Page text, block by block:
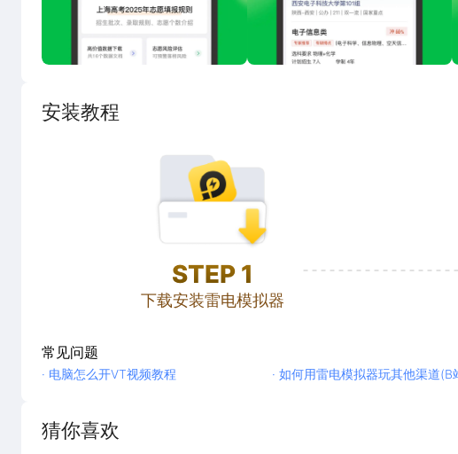
安装教程
STEP 1
下载安装雷电模拟器
常见问题
· 电脑怎么开VT视频教程 · 如何用雷电模拟器玩其他渠道
猜你喜欢